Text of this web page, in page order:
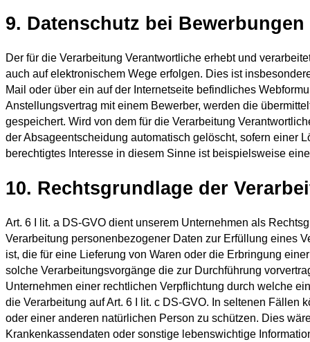
9. Datenschutz bei
Der für die Verarbeitung Verantwortliche erhebt und
auch auf elektronischem Wege erfolgen. Dies ist
Mail oder über ein auf der Internetseite befindliches
Anstellungsvertrag mit einem Bewerber, werden die
gespeichert. Wird von dem für die Verarbeitung
der Absageentscheidung automatisch gelöscht, sofern einer
berechtigtes Interesse in diesem Sinne ist beispielsweise
10. Rechtsgrundlage der
Art. 6 I lit. a DS-GVO dient unserem Unternehmen als
Verarbeitung personenbezogener Daten zur Erfüllung eines
ist, die für eine Lieferung von Waren oder die Erbringung
solche Verarbeitungsvorgänge die zur Durchführung
Unternehmen einer rechtlichen Verpflichtung durch welche
die Verarbeitung auf Art. 6 I lit. c DS-GVO. In seltenen
oder einer anderen natürlichen Person zu schützen. Dies
Krankenkassendaten oder sonstige lebenswichtige